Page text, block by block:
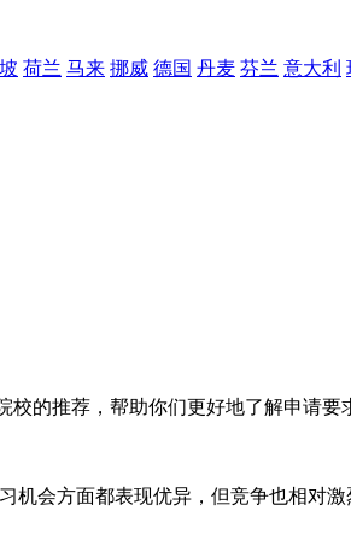
荷兰 马来 挪威 德国 丹麦 芬兰 意大利
的推荐，帮助你们更好地了解申请要
会方面都表现优异，但竞争也相对激